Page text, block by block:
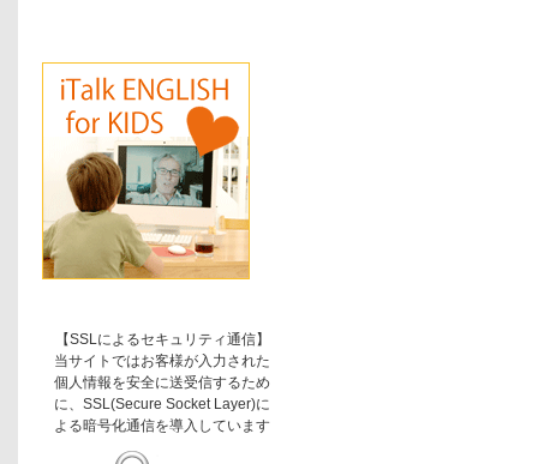
【SSLによるセキュリティ通信】
当サイトではお客様が入力された
個人情報を安全に送受信するため
に、SSL(Secure Socket Layer)に
よる暗号化通信を導入しています